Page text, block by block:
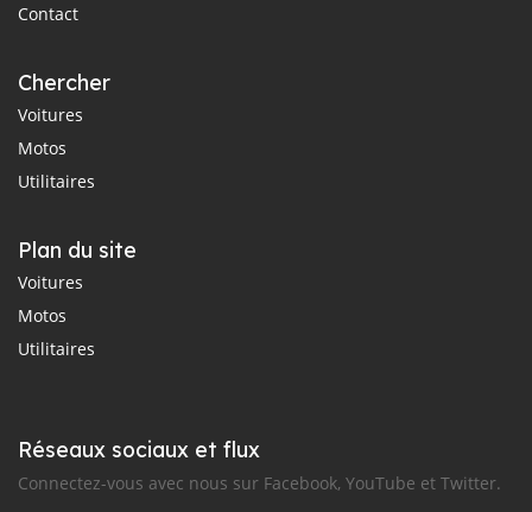
Contact
Chercher
Voitures
Motos
Utilitaires
Plan du site
Voitures
Motos
Utilitaires
Réseaux sociaux et flux
Connectez-vous avec nous sur Facebook, YouTube et Twitter.